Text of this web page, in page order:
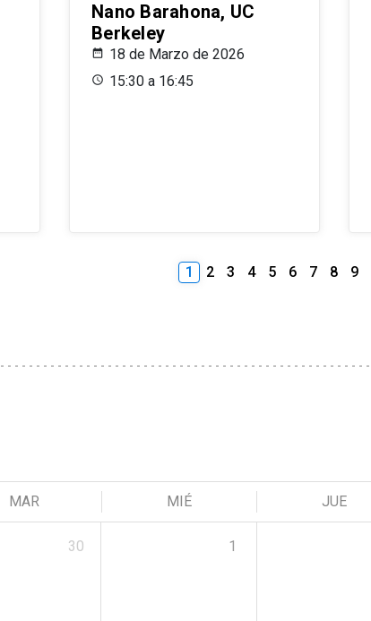
Nano Barahona, UC
Berkeley
18 de Marzo de 2026
15:30 a 16:45
1 2 3 4 5 6 7 8 9
MAR MIÉ JUE
30 1